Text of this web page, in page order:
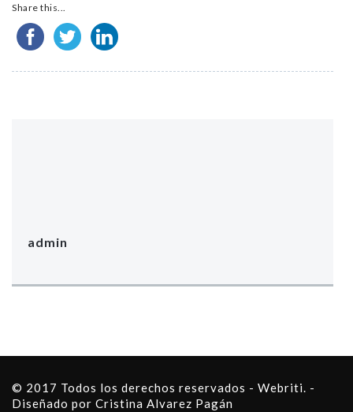
Share this...
admin
© 2017 Todos los derechos reservados - Webriti. -
Diseñado por Cristina Alvarez Pagán